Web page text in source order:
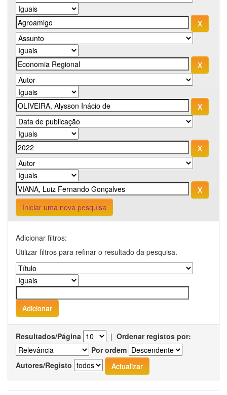
Iniciar uma nova pesquisa
Adicionar filtros:
Utilizar filtros para refinar o resultado da pesquisa.
Resultados/Página | Ordenar registos por:
Por ordem
Autores/Registo